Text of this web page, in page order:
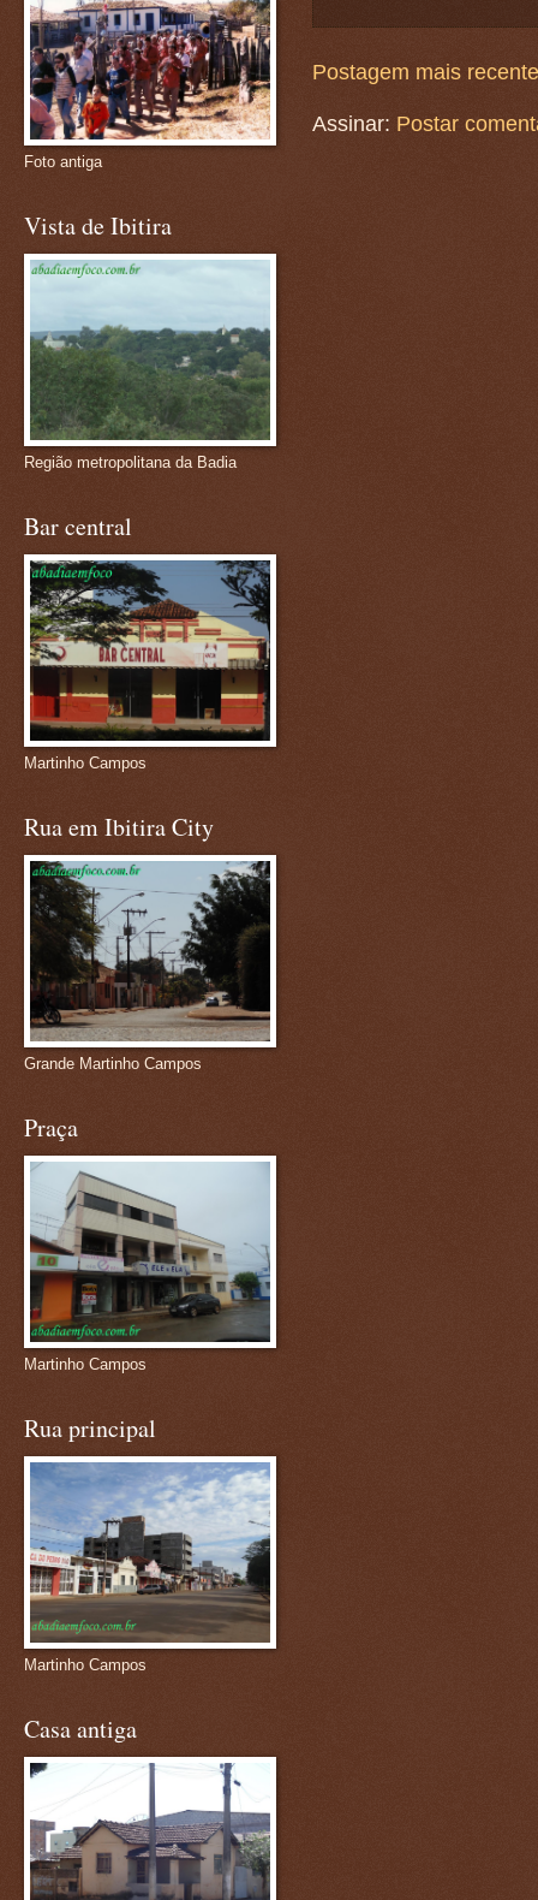
Postagem mais recente
Assinar: Postar
Foto antiga
Vista de Ibitira
Região metropolitana da Badia
Bar central
Martinho Campos
Rua em Ibitira City
Grande Martinho Campos
Praça
Martinho Campos
Rua principal
Martinho Campos
Casa antiga